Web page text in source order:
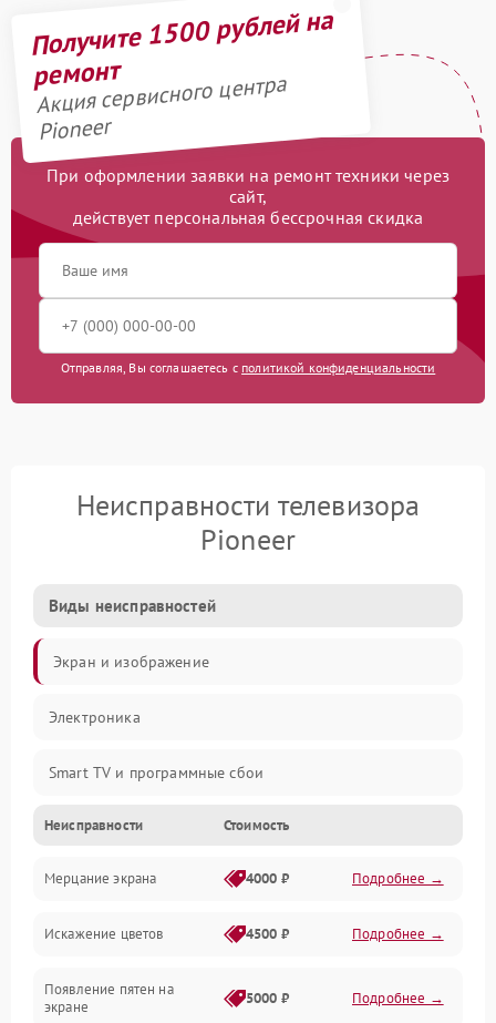
Получите 1500 рублей на
ремонт
Акция сервисного центра
Pioneer
При оформлении заявки на ремонт техники через
сайт,
действует персональная бессрочная скидка
Отправляя, Вы соглашаетесь с политикой конфиденциальности
Неисправности телевизора
Pioneer
Виды неисправностей
Экран и изображение
Электроника
Smart TV и программные сбои
Питание и запуск
Подсветка и LED-модули
Звук и аудиосистема
Сигнал и приём каналов
Неисправности Стоимость
Мерцание экрана 4000 ₽ Подробнее →
Искажение цветов 4500 ₽ Подробнее →
Появление пятен на
экране
5000 ₽ Подробнее →